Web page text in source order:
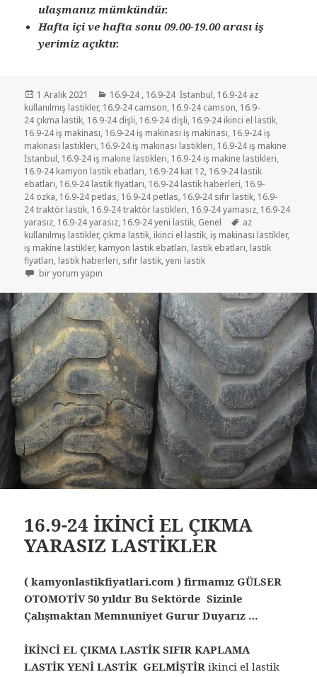
ulaşmanız mümkündür.
Hafta içi ve hafta sonu 09.00-19.00 arası iş
yerimiz açıktır.
Yayın
tarihi
1 Aralık 2021 Kategoriler
16.9-24 , 16.9-24 İstanbul, 16.9-24 az
kullanılmış lastikler, 16.9-24 camson, 16.9-24 camson, 16.9-
24 çıkma lastik, 16.9-24 dişli, 16.9-24 dişli, 16.9-24 ikinci el lastik,
16.9-24 iş makinası, 16.9-24 iş makinası iş makinası, 16.9-24 iş
makinası lastikleri, 16.9-24 iş makinası lastikleri, 16.9-24 iş makine
İstanbul, 16.9-24 iş makine lastikleri, 16.9-24 iş makine lastikleri,
16.9-24 kamyon lastik ebatları, 16.9-24 kat 12, 16.9-24 lastik
ebatları, 16.9-24 lastik fiyatları, 16.9-24 lastik haberleri, 16.9-
24 özka, 16.9-24 petlas, 16.9-24 petlas, 16.9-24 sıfır lastik, 16.9-
24 traktör lastik, 16.9-24 traktör lastikleri, 16.9-24 yamasız, 16.9-24
yarasız, 16.9-24 yarasız, 16.9-24 yeni lastik, Genel Etiketler
az
kullanılmış lastikler, çıkma lastik, ikinci el lastik, iş makinası lastikler,
iş makine lastikler, kamyon lastik ebatları, lastik ebatları, lastik
fiyatları, lastik haberleri, sıfır lastik,yeni lastik
16.9-24 İKİNCİ EL AZ KULLANILMIŞ İŞ MAKİNE LASTİKLER için
bir yorum yapın
16.9-24 İKİNCİ EL ÇIKMA
YARASIZ LASTİKLER
( kamyonlastikfiyatlari.com ) firmamız GÜLSER
OTOMOTİV 50 yıldır Bu Sektörde Sizinle
Çalışmaktan Memnuniyet Gurur Duyarız …
İKİNCİ EL ÇIKMA LASTİK SIFIR KAPLAMA
LASTİK YENİ LASTİK GELMİŞTİRikinci el lastik